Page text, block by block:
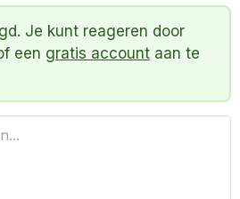
Je kunt reageren door
een gratis account aan te